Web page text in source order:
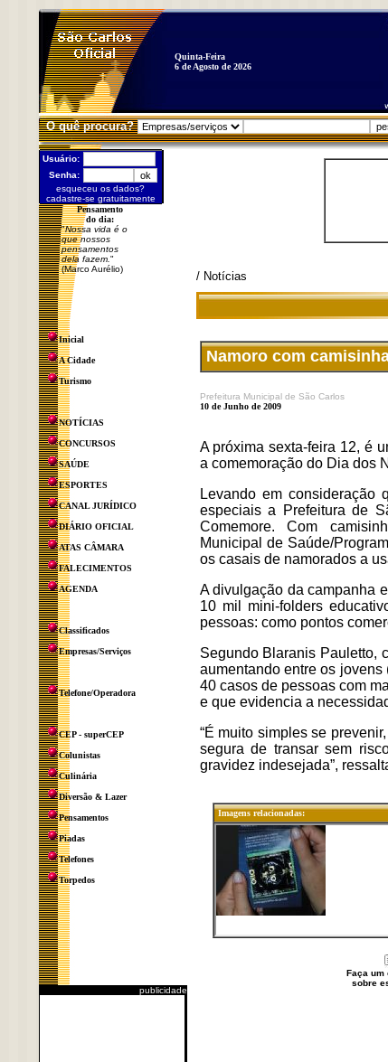
Quinta-Feira
6 de Agosto de 2026
O quê procura?
Usuário:
Senha:
esqueceu os dados?
cadastre-se gratuitamente
Pensamento
do dia:
"Nossa vida é o
que nossos
pensamentos
dela fazem. "
(Marco Aurélio)
Inicial
A Cidade
Turismo
NOTÍCIAS
CONCURSOS
SAÚDE
ESPORTES
CANAL JURÍDICO
DIÁRIO OFICIAL
ATAS CÂMARA
FALECIMENTOS
AGENDA
Classificados
Empresas/Serviços
Telefone/Operadora
CEP - superCEP
Colunistas
Culinária
Diversão & Lazer
Pensamentos
Piadas
Telefones
Torpedos
publicidade
/ Notícias
Namoro com
Prefeitura Municipal de São Carlos
10 de Junho de 2009
A próxima sexta-feira 12, é
a comemoração do Dia dos
Levando em consideração
especiais a Prefeitura de
Comemore. Com
Municipal de Saúde/
os casais de namorados a
A divulgação da campanha
10 mil mini-folders
pessoas: como pontos
Segundo Blaranis Pauletto,
aumentando entre os
40 casos de pessoas com
e que evidencia a
“É muito simples se
segura de transar sem
gravidez indesejada”,
Imagens relacionadas:
Faça um
sobre